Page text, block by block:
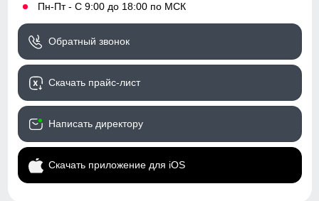
• Пн-Пт - С 9:00 до 18:00 по МСК
Обратный звонок
Скачать прайс-лист
Написать директору
Скачать приложение для iOS